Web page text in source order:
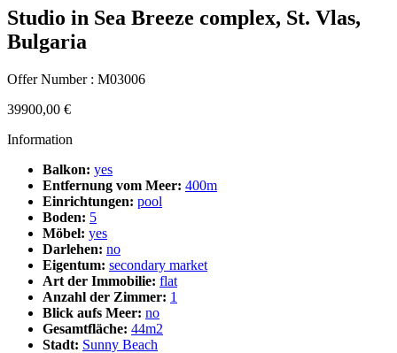
Studio in Sea Breeze complex, St. Vlas,
Bulgaria
Offer Number : M03006
39900,00 €
Information
Balkon: yes
Entfernung vom Meer: 400m
Einrichtungen: pool
Boden: 5
Möbel: yes
Darlehen: no
Eigentum: secondary market
Art der Immobilie: flat
Anzahl der Zimmer: 1
Blick aufs Meer: no
Gesamtfläche: 44m2
Stadt: Sunny Beach